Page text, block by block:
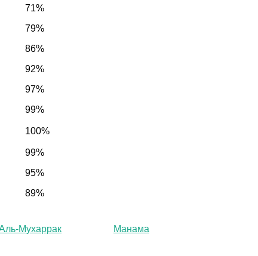
71%
79%
86%
92%
97%
99%
100%
99%
95%
89%
Мухаррак Манама